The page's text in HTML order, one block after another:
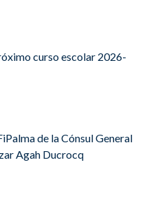
curso escolar 2026-
de la Cónsul General
Agah Ducrocq